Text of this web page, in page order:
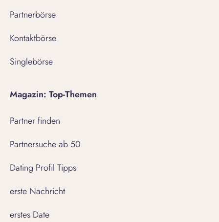
Partnerbörse
Kontaktbörse
Singlebörse
Magazin: Top-Themen
Partner finden
Partnersuche ab 50
Dating Profil Tipps
erste Nachricht
erstes Date